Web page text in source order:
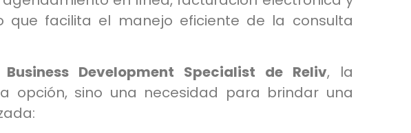
que facilita el manejo eficiente de la consulta
Development Specialist de Reliv, la
opción, sino una necesidad para brindar una